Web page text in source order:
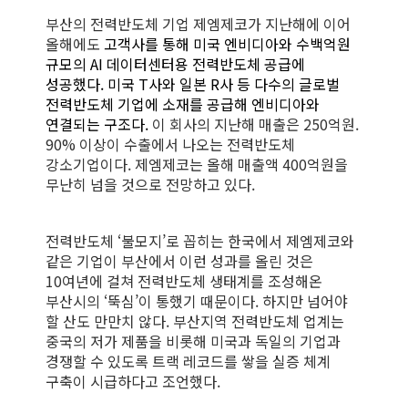
부산의 전력반도체 기업 제엠제코가 지난해에 이어
올해에도 고객사를 통해 미국 엔비디아와 수백억원
규모의 AI 데이터센터용 전력반도체 공급에
성공했다. 미국 T사와 일본 R사 등 다수의 글로벌
전력반도체 기업에 소재를 공급해 엔비디아와
연결되는 구조다. 이 회사의 지난해 매출은 250억원.
90% 이상이 수출에서 나오는 전력반도체
강소기업이다. 제엠제코는 올해 매출액 400억원을
무난히 넘을 것으로 전망하고 있다.
전력반도체 ‘불모지’로 꼽히는 한국에서 제엠제코와
같은 기업이 부산에서 이런 성과를 올린 것은
10여년에 걸쳐 전력반도체 생태계를 조성해온
부산시의 ‘뚝심’이 통했기 때문이다. 하지만 넘어야
할 산도 만만치 않다. 부산지역 전력반도체 업계는
중국의 저가 제품을 비롯해 미국과 독일의 기업과
경쟁할 수 있도록 트랙 레코드를 쌓을 실증 체계
구축이 시급하다고 조언했다.